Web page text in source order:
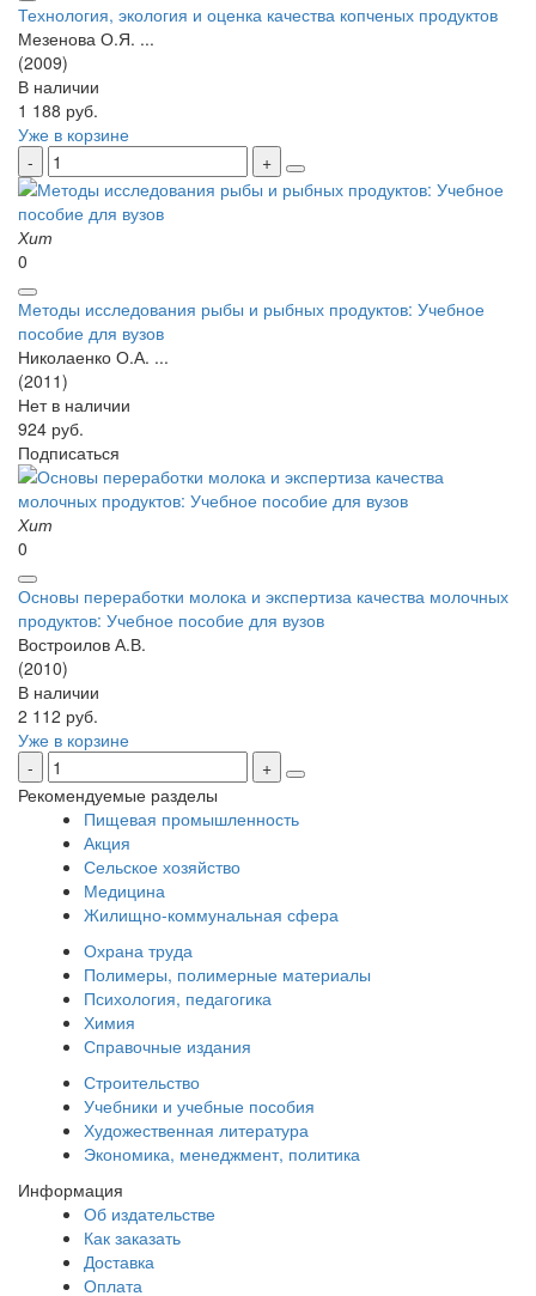
Технология, экология и оценка качества копченых продуктов
Мезенова О.Я. ...
(2009)
В наличии
1 188 руб.
Уже в корзине
Хит
0
Методы исследования рыбы и рыбных продуктов: Учебное
пособие для вузов
Николаенко О.А. ...
(2011)
Нет в наличии
924 руб.
Подписаться
Хит
0
Основы переработки молока и экспертиза качества молочных
продуктов: Учебное пособие для вузов
Востроилов А.В.
(2010)
В наличии
2 112 руб.
Уже в корзине
Рекомендуемые разделы
Пищевая промышленность
Акция
Сельское хозяйство
Медицина
Жилищно-коммунальная сфера
Охрана труда
Полимеры, полимерные материалы
Психология, педагогика
Химия
Справочные издания
Строительство
Учебники и учебные пособия
Художественная литература
Экономика, менеджмент, политика
Информация
Об издательстве
Как заказать
Доставка
Оплата